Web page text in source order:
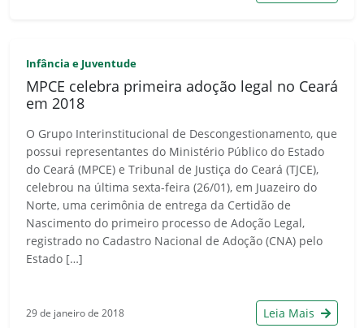
Infância e Juventude
MPCE celebra primeira adoção legal no Ceará
em 2018
O Grupo Interinstitucional de Descongestionamento, que
possui representantes do Ministério Público do Estado
do Ceará (MPCE) e Tribunal de Justiça do Ceará (TJCE),
celebrou na última sexta-feira (26/01), em Juazeiro do
Norte, uma cerimônia de entrega da Certidão de
Nascimento do primeiro processo de Adoção Legal,
registrado no Cadastro Nacional de Adoção (CNA) pelo
Estado […]
29 de janeiro de 2018 Leia Mais